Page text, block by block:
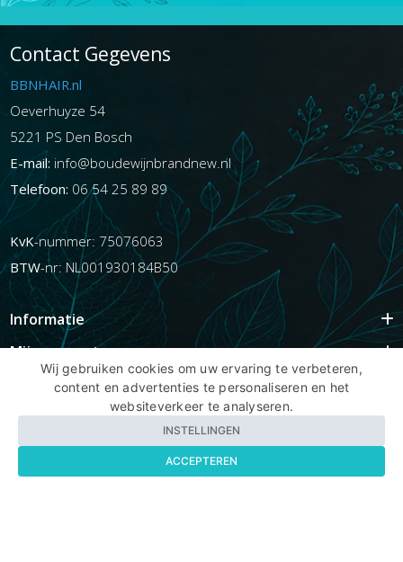
Contact Gegevens
BBNHAIR.nl
Oeverhuyze 54
5221 PS Den Bosch
E-mail: info@boudewijnbrandnew.nl
Telefoon: 06 54 25 89 89
KvK-nummer: 75076063
BTW-nr: NL001930184B50
Informatie
Mijn account
Populaire Tags
Wij gebruiken cookies om uw ervaring te verbeteren,
content en advertenties te personaliseren en het
websiteverkeer te analyseren.
INSTELLINGEN
ACCEPTEREN